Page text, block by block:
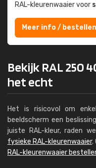
RAL-kleuren­waaier voor
Meer info / bestellen
Bekijk RAL 250
het echt
Het is risicovol om
beeldscherm een
juiste RAL-kleur, raden
fysieke RAL-kleurenwaaier.
RAL-kleurenwaaier